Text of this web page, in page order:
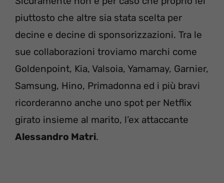
piuttosto che altre sia stata scelta per
decine e decine di sponsorizzazioni. Tra le
sue collaborazioni troviamo marchi come
Goldenpoint, Kia, Valsoia, Yamamay, Garnier,
Samsung, Hino, Primadonna ed i più bravi
ricorderanno anche uno spot per Netflix
girato insieme al marito, l’ex attaccante
Alessandro Matri.